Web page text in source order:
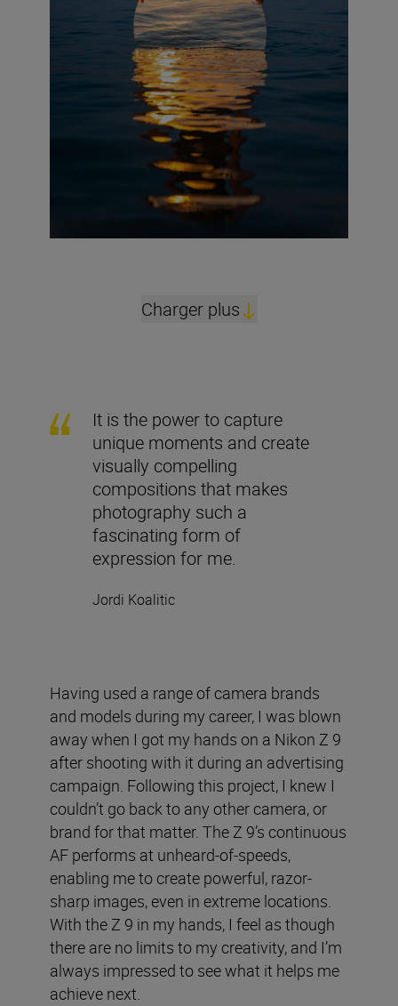
Charger plus
It is the power to capture
unique moments and create
visually compelling
compositions that makes
photography such a
fascinating form of
expression for me.
Jordi Koalitic
Having used a range of camera brands
and models during my career, I was blown
away when I got my hands on a Nikon Z 9
after shooting with it during an advertising
campaign. Following this project, I knew I
couldn’t go back to any other camera, or
brand for that matter. The Z 9’s continuous
AF performs at unheard-of-speeds,
enabling me to create powerful, razor-
sharp images, even in extreme locations.
With the Z 9 in my hands, I feel as though
there are no limits to my creativity, and I’m
always impressed to see what it helps me
achieve next.